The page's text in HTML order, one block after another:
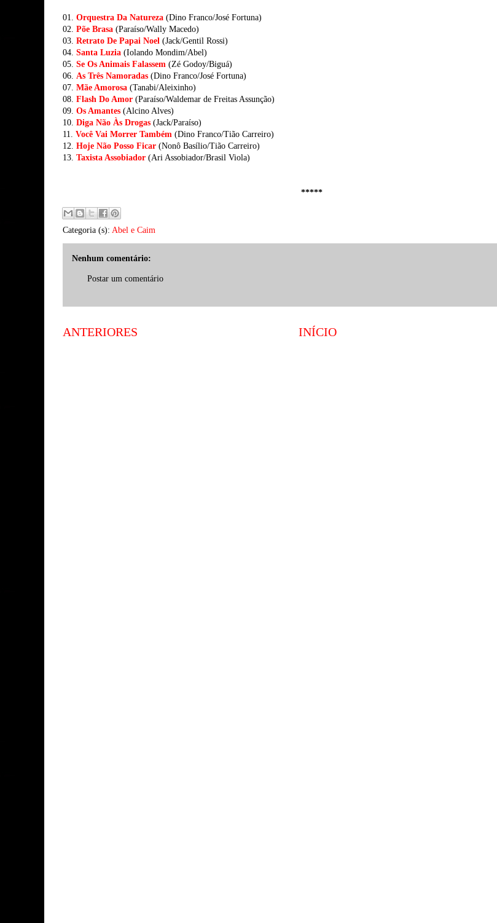
01. Orquestra Da Natureza (Dino Franco/José Fortuna)
02. Põe Brasa (Paraíso/Wally Macedo)
03. Retrato De Papai Noel (Jack/Gentil Rossi)
04. Santa Luzia (Iolando Mondim/Abel)
05. Se Os Animais Falassem (Zé Godoy/Biguá)
06. As Três Namoradas (Dino Franco/José Fortuna)
07. Mãe Amorosa (Tanabi/Aleixinho)
08. Flash Do Amor (Paraíso/Waldemar de Freitas Assunção)
09. Os Amantes (Alcino Alves)
10. Diga Não Às Drogas (Jack/Paraíso)
11. Você Vai Morrer Também (Dino Franco/Tião Carreiro)
12. Hoje Não Posso Ficar (Nonô Basílio/Tião Carreiro)
13. Taxista Assobiador (Ari Assobiador/Brasil Viola)
*****
Categoria (s): Abel e Caim
Nenhum comentário:
Postar um comentário
ANTERIORES INÍCIO